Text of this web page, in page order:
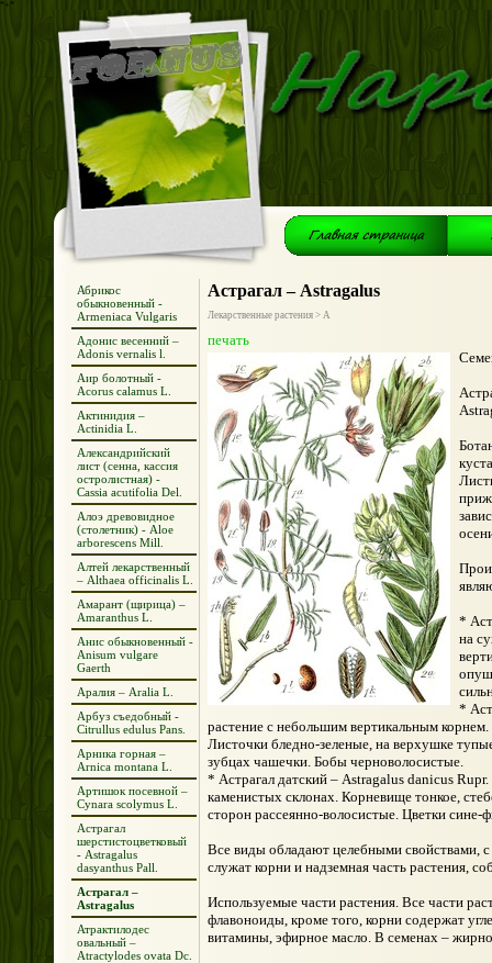
*+*
Астрагал – Astragalus
Лекарственные растения > А
печать
*
на
*
растение с небольшим вертикальным корнем.
Листочки бледно-зеленые, на верхушке
зубцах чашечки. Бобы черноволосистые.
* Астрагал датский – Astragalus danicus
каменистых склонах. Корневище тонкое,
сторон рассеянно-волосистые. Цветки
Все виды обладают целебными свойствами,
служат корни и надземная часть растения,
Используемые части растения. Все части
флавоноиды, кроме того, корни содержат
витамины, эфирное масло. В семенах –
Абрикос
обыкновенный -
Armeniaca Vulgaris
Адонис весенний –
Adonis vernalis l.
Аир болотный -
Acorus calamus L.
Актинидия –
Actinidia L.
Александрийский
лист (сенна, кассия
остролистная) -
Cassia acutifolia Del.
Алоэ древовидное
(столетник) - Aloe
arborescens Mill.
Алтей лекарственный
– Althaea officinalis L.
Амарант (щирица) –
Amaranthus L.
Анис обыкновенный -
Anisum vulgare
Gaerth
Аралия – Aralia L.
Арбуз съедобный -
Citrullus edulus Pans.
Арника горная –
Arnica montana L.
Артишок посевной –
Cynara scolymus L.
Астрагал
шерстистоцветковый
- Astragalus
dasyanthus Pall.
Астрагал –
Astragalus
Атрактилодес
овальный –
Atractylodes ovata Dc.